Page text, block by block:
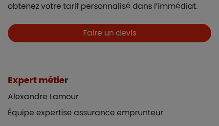
obtenez votre tarif personnalisé dans l’immédiat.
Boutons et liens
Faire un devis
Liste de contenus
Types de paragraphes
Expert métier
Alexandre Lamour
Équipe expertise assurance emprunteur